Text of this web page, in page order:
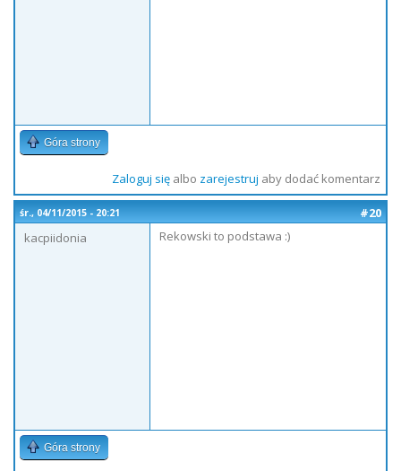
Góra strony
Zaloguj sięalbo zarejestruj aby dodać komentarz
śr., 04/11/2015 - 20:21
#20
kacpiidonia
Rekowski to podstawa :)
Góra strony